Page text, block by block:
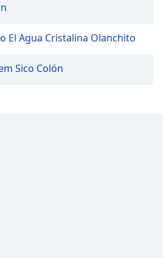
El Agua Cristalina Olanchito
Sico Colón